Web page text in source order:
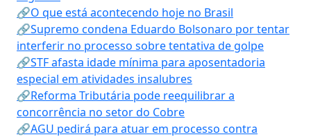
🔗O que está acontecendo hoje no Brasil
🔗Supremo condena Eduardo Bolsonaro por tentar
interferir no processo sobre tentativa de golpe
🔗STF afasta idade mínima para aposentadoria
especial em atividades insalubres
🔗Reforma Tributária pode reequilibrar a
concorrência no setor do Cobre
🔗AGU pedirá para atuar em processo contra